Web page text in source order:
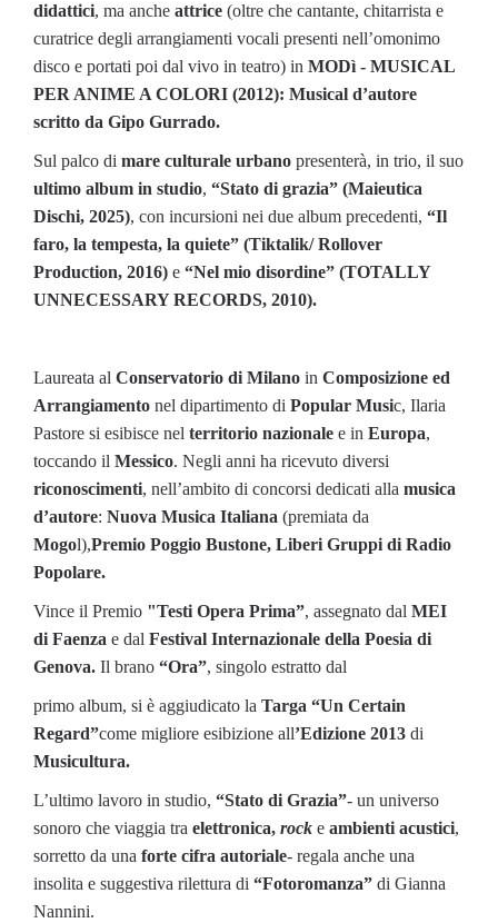
didattici, ma anche attrice (oltre che cantante, chitarrista e
curatrice degli arrangiamenti vocali presenti nell’omonimo
disco e portati poi dal vivo in teatro) in MODì - MUSICAL
PER ANIME A COLORI (2012): Musical d’autore
scritto da Gipo Gurrado.
Sul palco di mare culturale urbano presenterà, in trio, il suo
ultimo album in studio, “Stato di grazia” (Maieutica
Dischi, 2025), con incursioni nei due album precedenti, “Il
faro, la tempesta, la quiete” (Tiktalik/ Rollover
Production, 2016) e “Nel mio disordine” (TOTALLY
UNNECESSARY RECORDS, 2010).
Laureata al Conservatorio di Milano in Composizione ed
Arrangiamento nel dipartimento di Popular Music, Ilaria
Pastore si esibisce nel territorio nazionale e in Europa,
toccando il Messico. Negli anni ha ricevuto diversi
riconoscimenti, nell’ambito di concorsi dedicati alla musica
d’autore: Nuova Musica Italiana (premiata da
Mogol),Premio Poggio Bustone, Liberi Gruppi di Radio
Popolare.
Vince il Premio "Testi Opera Prima”, assegnato dal MEI
di Faenza e dal Festival Internazionale della Poesia di
Genova. Il brano “Ora”, singolo estratto dal
primo album, si è aggiudicato la Targa “Un Certain
Regard”come migliore esibizione all’Edizione 2013 di
Musicultura.
L’ultimo lavoro in studio, “Stato di Grazia”- un universo
sonoro che viaggia tra elettronica, rock e ambienti acustici,
sorretto da una forte cifra autoriale- regala anche una
insolita e suggestiva rilettura di “Fotoromanza” di Gianna
Nannini.